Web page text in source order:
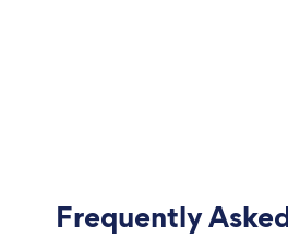
Frequently